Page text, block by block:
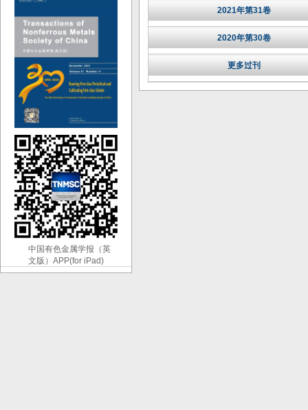
2021年第31卷
2020年第30卷
更多过刊
中国有色金属学报（英
文版）APP(for iPad)